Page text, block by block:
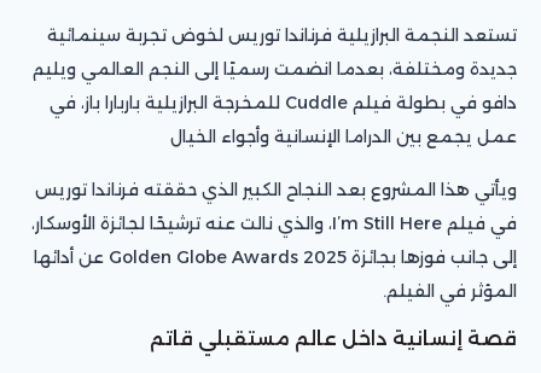
تستعد النجمة البرازيلية فرناندا توريس لخوض تجربة سينمائية
جديدة ومختلفة، بعدما انضمت رسميًا إلى النجم العالمي ويليم
دافو في بطولة فيلم Cuddle للمخرجة البرازيلية باربارا باز، في
عمل يجمع بين الدراما الإنسانية وأجواء الخيال
ويأتي هذا المشروع بعد النجاح الكبير الذي حققته فرناندا توريس
في فيلم I’m Still Here، والذي نالت عنه ترشيحًا لجائزة الأوسكار،
إلى جانب فوزها بجائزة Golden Globe Awards 2025 عن أدائها
المؤثر في الفيلم.
قصة إنسانية داخل عالم مستقبلي قاتم